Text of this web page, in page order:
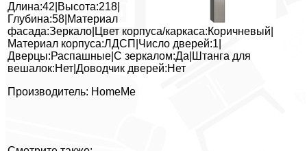
Длина:42|Высота:218|
Глубина:58|Материал
фасада:Зеркало|Цвет корпуса/каркаса:Коричневый|
Материал корпуса:ЛДСП|Число дверей:1|
Дверцы:Распашные|С зеркалом:Да|Штанга для
вешалок:Нет|Доводчик дверей:Нет
Производитель: HomeMe